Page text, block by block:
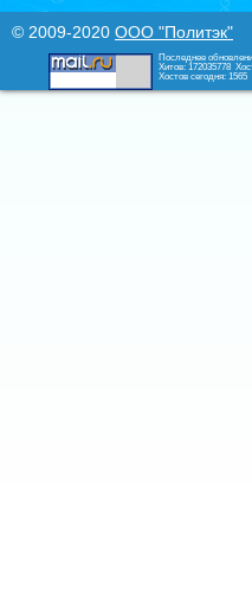
© 2009-2020 ООО "Политэк"
Последнее
Хитов: 172035778
Хостов сегодня: 1565